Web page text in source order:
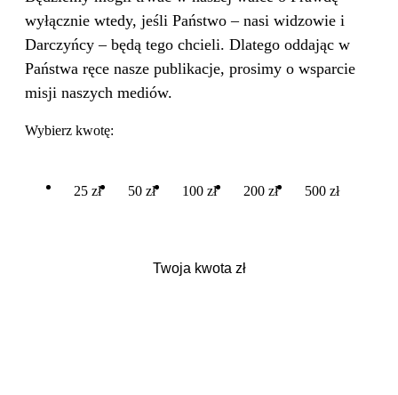
wyłącznie wtedy, jeśli Państwo – nasi widzowie i
Darczyńcy – będą tego chcieli. Dlatego oddając w
Państwa ręce nasze publikacje, prosimy o wsparcie
misji naszych mediów.
Wybierz kwotę:
25 zł 50 zł 100 zł 200 zł 500 zł